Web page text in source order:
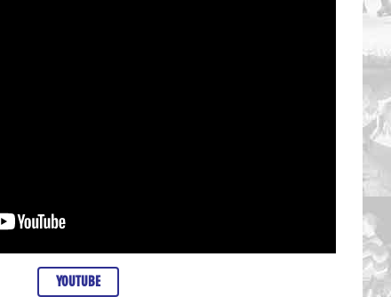
YOUTUBE